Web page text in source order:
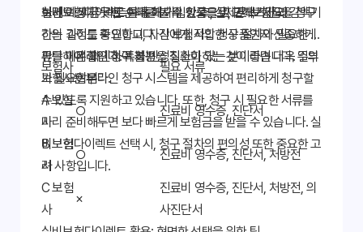
보세요. 지금 바로 여러 회사의 상품을 비교해보세요!
하면 예상치 못한 손해를 볼 수 있으므로, 면책기간과 감액기
간의 길이를 확인하고, 자신에게 적합한 상품인지 신중하게
판단해야 합니다. 특히 만성질환이 있는 분이라면 더욱 주의
가 필요합니다.
실비보험다이렉트를 통해 가입한 후, 실제로 보험금을 청구
하는 과정도 중요합니다. 각 보험사의 청구 절차와 필요한 서
류를 미리 확인하여 불편을 최소화하는 것이 좋습니다. 일부
보험사는 온라인 청구 시스템을 제공하여 편리하게 청구할
수 있도록 지원하고 있습니다. 또한, 청구 시 필요한 서류를
미리 준비해두면 보다 빠르게 보험금을 받을 수 있습니다. 실
비보험다이렉트 선택 시, 청구 절차의 편의성 또한 중요한 고
려 사항입니다.
보험사
온라인 청구 가능
여부
필요 서류
A 보험
사
○ 진료비 영수증, 진단서
B 보험
사
○ 진료비 영수증, 진단서, 처방전
C 보험
사
×
진료비 영수증, 진단서, 처방전, 의
사진단서